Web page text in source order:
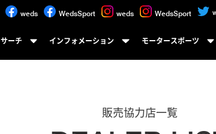
weds WedsSport weds WedsSport
サーチ インフォメーション モータースポーツ
販売協力店一覧